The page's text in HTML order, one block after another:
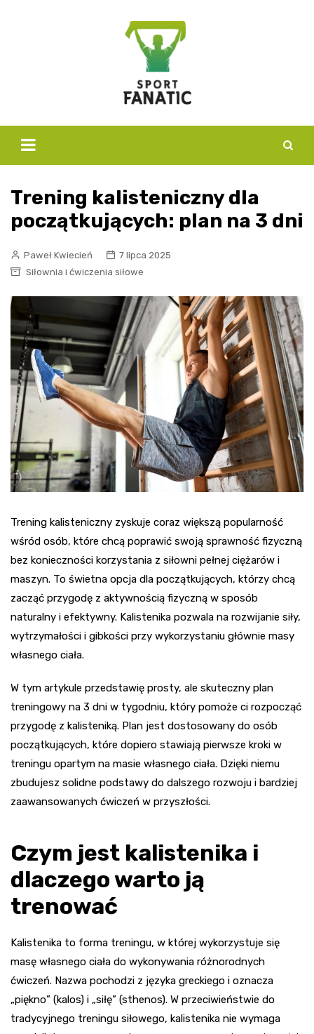
Trening kalisteniczny dla
początkujących: plan na 3 dni
Paweł Kwiecień
7 lipca 2025
Siłownia i ćwiczenia siłowe
Trening kalisteniczny zyskuje coraz większą popularność
wśród osób, które chcą poprawić swoją sprawność fizyczną
bez konieczności korzystania z siłowni pełnej ciężarów i
maszyn. To świetna opcja dla początkujących, którzy chcą
zacząć przygodę z aktywnością fizyczną w sposób
naturalny i efektywny. Kalistenika pozwala na rozwijanie siły,
wytrzymałości i gibkości przy wykorzystaniu głównie masy
własnego ciała.
W tym artykule przedstawię prosty, ale skuteczny plan
treningowy na 3 dni w tygodniu, który pomoże ci rozpocząć
przygodę z kalisteniką. Plan jest dostosowany do osób
początkujących, które dopiero stawiają pierwsze kroki w
treningu opartym na masie własnego ciała. Dzięki niemu
zbudujesz solidne podstawy do dalszego rozwoju i bardziej
zaawansowanych ćwiczeń w przyszłości.
Czym jest kalistenika i
dlaczego warto ją
trenować
Kalistenika to forma treningu, w której wykorzystuje się
masę własnego ciała do wykonywania różnorodnych
ćwiczeń. Nazwa pochodzi z języka greckiego i oznacza
„piękno” (kalos) i „siłę” (sthenos). W przeciwieństwie do
tradycyjnego treningu siłowego, kalistenika nie wymaga